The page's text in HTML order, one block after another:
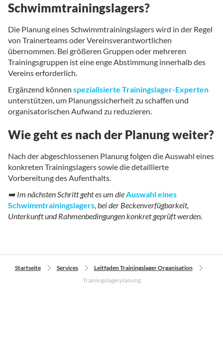
Schwimmtrainingslagers?
Die Planung eines Schwimmtrainingslagers wird in der Regel
von Trainerteams oder Vereinsverantwortlichen
übernommen. Bei größeren Gruppen oder mehreren
Trainingsgruppen ist eine enge Abstimmung innerhalb des
Vereins erforderlich.
Ergänzend können spezialisierte Trainingslager-Experten
unterstützen, um Planungssicherheit zu schaffen und
organisatorischen Aufwand zu reduzieren.
Wie geht es nach der Planung weiter?
Nach der abgeschlossenen Planung folgen die Auswahl eines
konkreten Trainingslagers sowie die detaillierte
Vorbereitung des Aufenthalts.
➡️ Im nächsten Schritt geht es um dieAuswahl eines
Schwimmtrainingslagers,bei der Beckenverfügbarkeit,
Unterkunft und Rahmenbedingungen konkret geprüft werden.
Startseite Services
Leitfaden Trainingslager Organisation
Trainingslagerplanung